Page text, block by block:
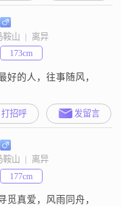
鞍山  |  离异
173cm
好的人，往事随风，
打招呼 发留言
鞍山  |  离异
177cm
觅真爱，风雨同舟，